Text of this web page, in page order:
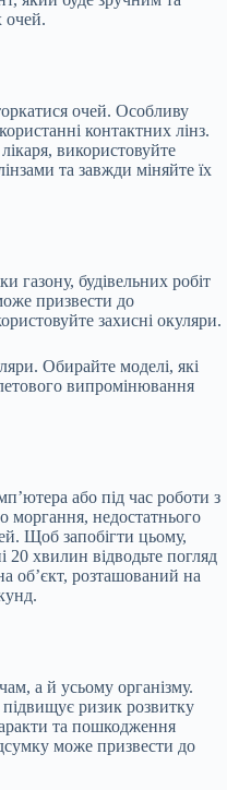
очей.
очей. Особливу
контактних лінз.
використовуйте
та завжди міняйте їх
газону, будівельних робіт
призвести до
захисні окуляри.
Обирайте моделі, які
випромінювання
або під час роботи з
моргання, недостатнього
Щоб запобігти цьому,
20 хвилин відводьте погляд
об’єкт, розташований на
а й усьому організму.
ризик розвитку
та пошкодження
може призвести до